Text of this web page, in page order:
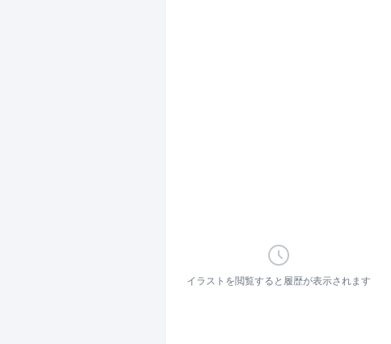
イラストを閲覧すると履歴が表示されます